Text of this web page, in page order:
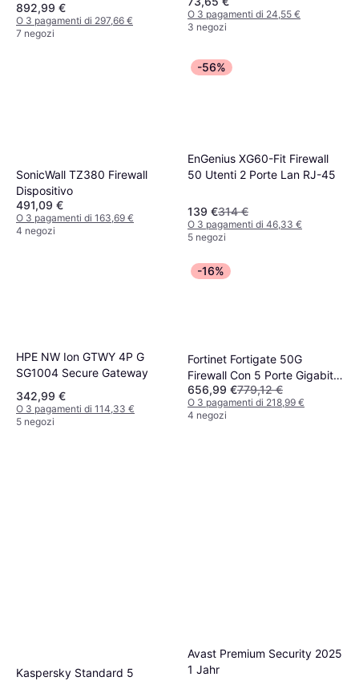
892,99 €
O 3 pagamenti di 297,66 €
7 negozi
O 3 pagamenti di 24,55 €
3 negozi
SonicWall TZ380 Firewall
Dispositivo
491,09 €
O 3 pagamenti di 163,69 €
4 negozi
-56%
EnGenius XG60-Fit Firewall
50 Utenti 2 Porte Lan RJ-45
139 €314 €
O 3 pagamenti di 46,33 €
5 negozi
HPE NW Ion GTWY 4P G
SG1004 Secure Gateway
342,99 €
O 3 pagamenti di 114,33 €
5 negozi
-16%
Fortinet Fortigate 50G
Firewall Con 5 Porte Gigabit
RJ45
656,99 €779,12 €
O 3 pagamenti di 218,99 €
4 negozi
Kaspersky Standard 5
Avast Premium Security 2025
1 Jahr